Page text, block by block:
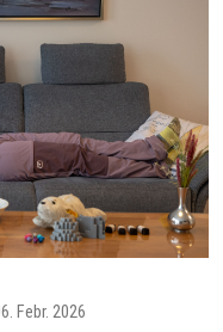
Febr. 2026